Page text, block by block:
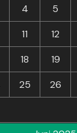
4 5
11 12
18 19
25 26